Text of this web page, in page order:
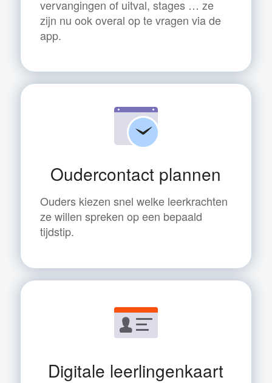
vervangingen of uitval, stages … ze
zijn nu ook overal op te vragen via de
app.
Oudercontact plannen
Ouders kiezen snel welke leerkrachten
ze willen spreken op een bepaald
tijdstip.
Digitale leerlingenkaart